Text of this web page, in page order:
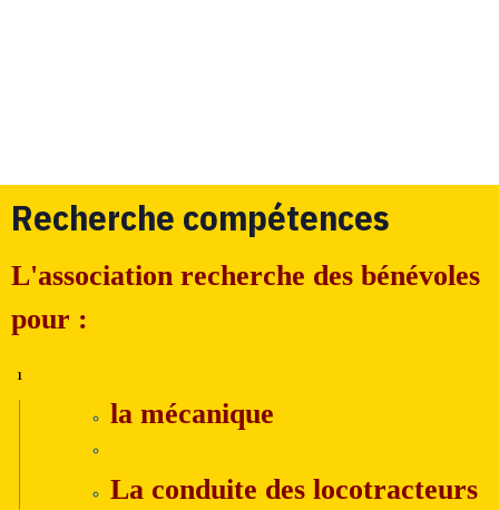
Recherche compétences
L'association recherche des bénévoles
pour :
la mécanique
La conduite des locotracteurs